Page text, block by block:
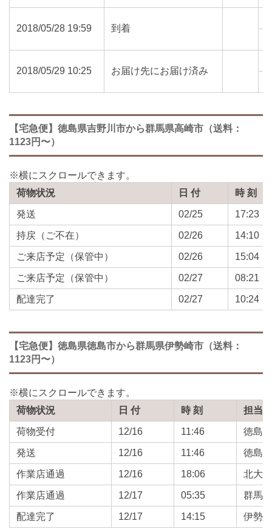
2018/05/28 19:59 到着
2018/05/29 10:25 お届け先にお届け済み
【宅急便】徳島県吉野川市から群馬県高崎市（送料：
1123円〜）
荷物状況 日 付 時 刻
発送 02/25 17:23
持戻（ご不在） 02/26 14:10
ご来店予定（保管中） 02/26 15:04
ご来店予定（保管中） 02/27 08:21
配達完了 02/27 10:24
【宅急便】徳島県徳島市から群馬県伊勢崎市（送料：
1123円〜）
荷物状況 日 付 時 刻 担当
荷物受付 12/16 11:46 徳島
発送 12/16 11:46 徳島
作業店通過 12/16 18:06 北大
作業店通過 12/17 05:35 群馬
配達完了 12/17 14:15 伊勢